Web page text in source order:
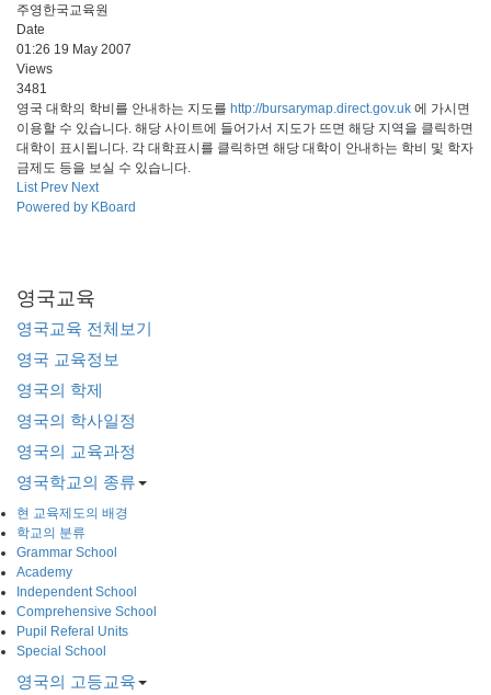
주영한국교육원
Date
01:26 19 May 2007
Views
3481
영국 대학의 학비를 안내하는 지도를 http://bursarymap.direct.gov.uk 에 가시면
이용할 수 있습니다. 해당 사이트에 들어가서 지도가 뜨면 해당 지역을 클릭하면
대학이 표시됩니다. 각 대학표시를 클릭하면 해당 대학이 안내하는 학비 및 학자
금제도 등을 보실 수 있습니다.
List Prev Next
Powered by KBoard
영국교육
영국교육 전체보기
영국 교육정보
영국의 학제
영국의 학사일정
영국의 교육과정
영국학교의 종류
현 교육제도의 배경
학교의 분류
Grammar School
Academy
Independent School
Comprehensive School
Pupil Referal Units
Special School
영국의 고등교육